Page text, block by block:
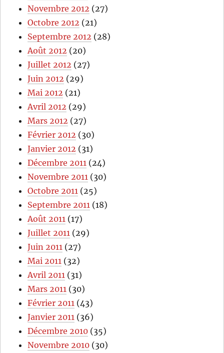
Novembre 2012 (27)
Octobre 2012 (21)
Septembre 2012 (28)
Août 2012 (20)
Juillet 2012 (27)
Juin 2012 (29)
Mai 2012 (21)
Avril 2012 (29)
Mars 2012 (27)
Février 2012 (30)
Janvier 2012 (31)
Décembre 2011 (24)
Novembre 2011 (30)
Octobre 2011 (25)
Septembre 2011 (18)
Août 2011 (17)
Juillet 2011 (29)
Juin 2011 (27)
Mai 2011 (32)
Avril 2011 (31)
Mars 2011 (30)
Février 2011 (43)
Janvier 2011 (36)
Décembre 2010 (35)
Novembre 2010 (30)